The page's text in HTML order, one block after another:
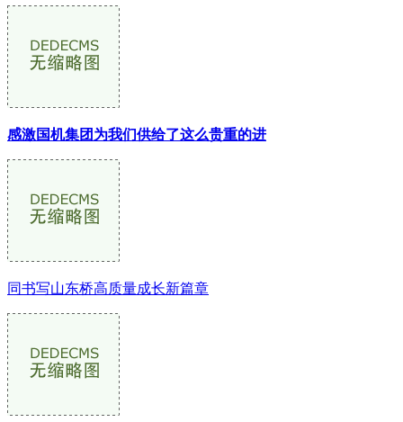
感激国机集团为我们供给了这么贵重的进
同书写山东桥高质量成长新篇章